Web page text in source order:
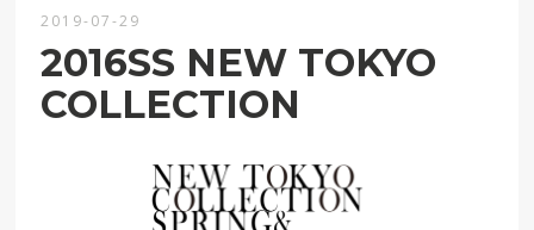
2019-07-29
2016SS NEW TOKYO
COLLECTION